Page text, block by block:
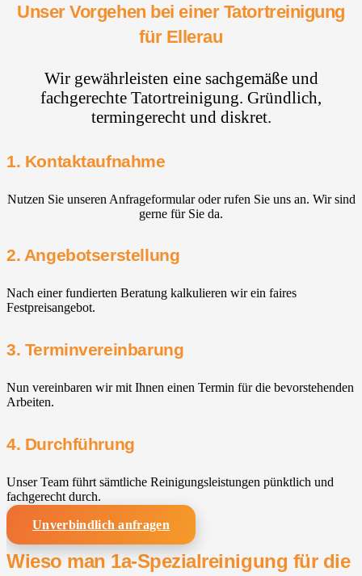
Unser Vorgehen bei einer Tatortreinigung
für Ellerau
Wir gewährleisten eine sachgemäße und
fachgerechte Tatortreinigung. Gründlich,
termingerecht und diskret.
1. Kontaktaufnahme
Nutzen Sie unseren Anfrageformular oder rufen Sie uns an. Wir sind
gerne für Sie da.
2. Angebotserstellung
Nach einer fundierten Beratung kalkulieren wir ein faires
Festpreisangebot.
3. Terminvereinbarung
Nun vereinbaren wir mit Ihnen einen Termin für die bevorstehenden
Arbeiten.
4. Durchführung
Unser Team führt sämtliche Reinigungsleistungen pünktlich und
fachgerecht durch.
Unverbindlich anfragen
Wieso man 1a-Spezialreinigung für die